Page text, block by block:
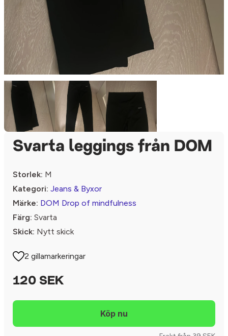
Svarta leggings från DOM
Storlek: M
Kategori: Jeans & Byxor
Märke: DOM Drop of mindfulness
Färg: Svarta
Skick: Nytt skick
2 gillamarkeringar
120 SEK